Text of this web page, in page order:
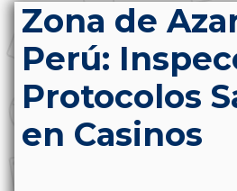
Zona de
Perú:
Protocolos
en Casinos